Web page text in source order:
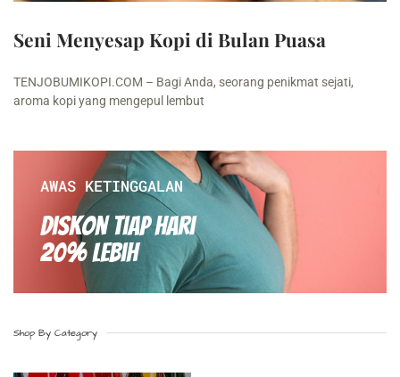
Seni Menyesap Kopi di Bulan Puasa
TENJOBUMIKOPI.COM – Bagi Anda, seorang penikmat sejati,
aroma kopi yang mengepul lembut
AWAS KETINGGALAN
Diskon Tiap hari
20% Lebih
Shop By Category